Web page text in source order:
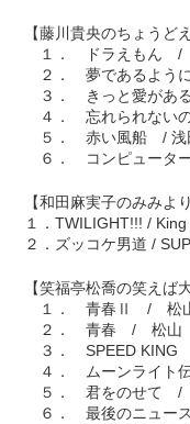
【藤川貴央のちょうど
１． ドラえもん /
２． 夢であるよう
３． きっと愛があ
４． 忘れられない
５． 赤い風船 / 浅
６． コンピュータ
【和田麻実子のみみよ
１．TWILIGHT!!! / King
２．ズッコケ男道 /
【笑福亭松喬の笑えば
１． 青春Ⅱ / 松
２． 青春 / 松山
３． SPEED KING
４． ムーンライト
５． 君をのせて /
６． 最後のニュ